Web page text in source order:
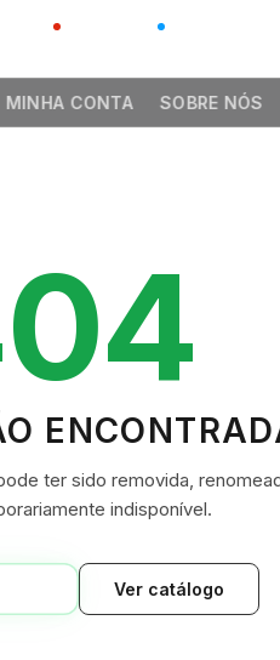
CHINA
MINHA CONTA SOBRE NÓS
ter sido removida,
indisponível.
Ver catálogo